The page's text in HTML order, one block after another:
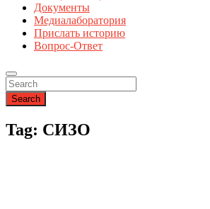
Документы
Медиалаборатория
Прислать историю
Вопрос-Ответ
Search
Tag: СИЗО